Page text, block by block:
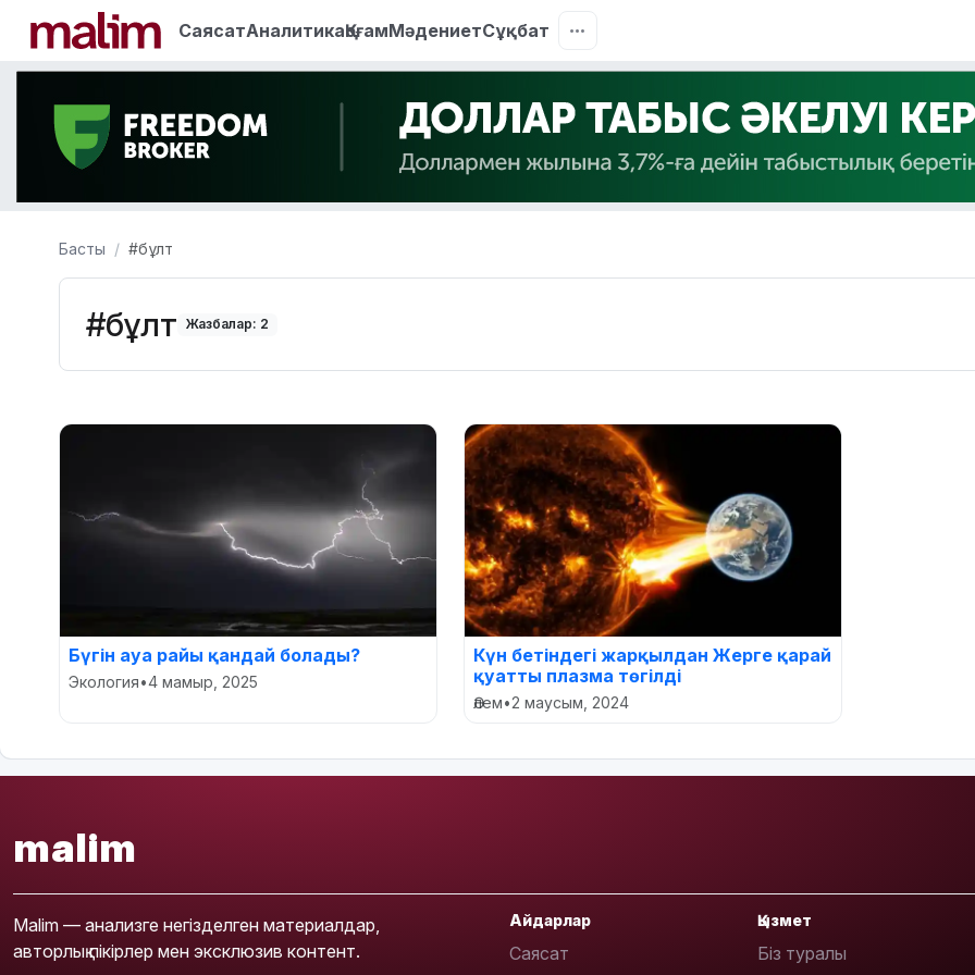
СаясатАналитикаҚоғамМәдениетСұқбат
Басты #бұлт
#бұлт Жазбалар: 2
Бүгін ауа райы қандай болады?
Экология•4 мамыр, 2025
Күн бетіндегі жарқылдан Жерге қарай
қуатты плазма төгілді
Әлем•2 маусым, 2024
malim
Malim — анализге негізделген материалдар,
авторлық пікірлер мен эксклюзив контент.
Айдарлар
Саясат
Қызмет
Біз туралы